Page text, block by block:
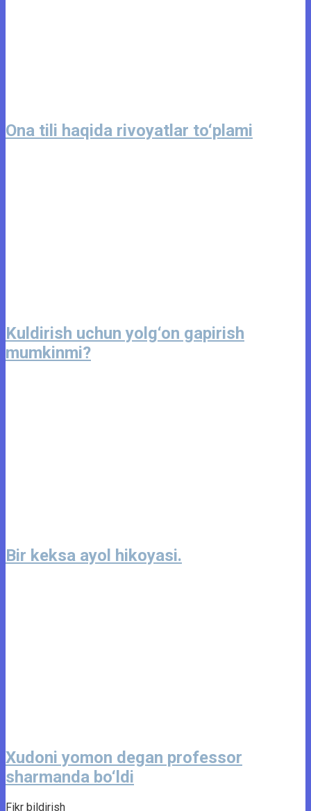
Ona tili haqida rivoyatlar to‘plami
Kuldirish uchun yolg‘on gapirish
mumkinmi?
Bir keksa ayol hikoyasi.
Xudoni yomon degan professor
sharmanda bo‘ldi
Fikr bildirish